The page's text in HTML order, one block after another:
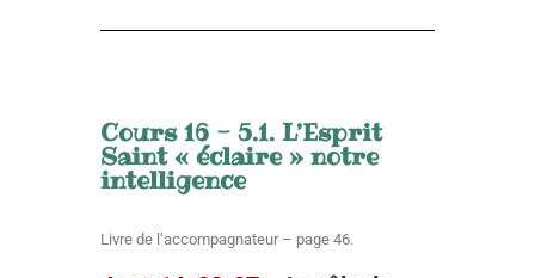
Cours 16 - 5.1. L’Esprit
Saint « éclaire » notre
intelligence
Livre de l’accompagnateur – page 46.